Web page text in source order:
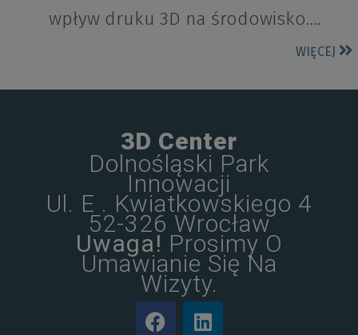
wpływ druku 3D na środowisko….
WIĘCEJ
3D Center
Dolnośląski Park
Innowacji
Ul. E . Kwiatkowskiego 4
52-326 Wrocław
Uwaga! Prosimy O
Umawianie Się Na
Wizyty.